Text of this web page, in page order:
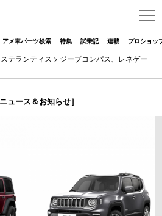
アメ車パーツ検索 特集 試乗記 連載 プロショッ
ステランティス > ジープコンパス、レネゲー
ニュース＆お知らせ］